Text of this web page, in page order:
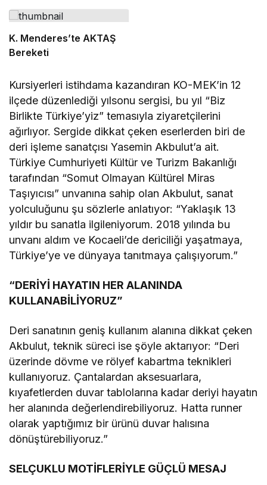
K. Menderes’te AKTAŞ
Bereketi
Kursiyerleri istihdama kazandıran KO-MEK’in 12
ilçede düzenlediği yılsonu sergisi, bu yıl “Biz
Birlikte Türkiye’yiz” temasıyla ziyaretçilerini
ağırlıyor. Sergide dikkat çeken eserlerden biri de
deri işleme sanatçısı Yasemin Akbulut’a ait.
Türkiye Cumhuriyeti Kültür ve Turizm Bakanlığı
tarafından “Somut Olmayan Kültürel Miras
Taşıyıcısı” unvanına sahip olan Akbulut, sanat
yolculuğunu şu sözlerle anlatıyor: “Yaklaşık 13
yıldır bu sanatla ilgileniyorum. 2018 yılında bu
unvanı aldım ve Kocaeli’de dericiliği yaşatmaya,
Türkiye’ye ve dünyaya tanıtmaya çalışıyorum.”
“DERİYİ HAYATIN HER ALANINDA
KULLANABİLİYORUZ”
Deri sanatının geniş kullanım alanına dikkat çeken
Akbulut, teknik süreci ise şöyle aktarıyor: “Deri
üzerinde dövme ve rölyef kabartma teknikleri
kullanıyoruz. Çantalardan aksesuarlara,
kıyafetlerden duvar tablolarına kadar deriyi hayatın
her alanında değerlendirebiliyoruz. Hatta runner
olarak yaptığımız bir ürünü duvar halısına
dönüştürebiliyoruz.”
SELÇUKLU MOTİFLERİYLE GÜÇLÜ MESAJ